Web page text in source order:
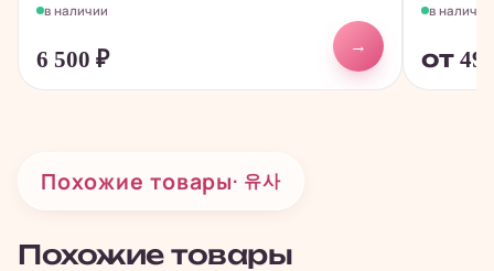
в наличии
6 500 ₽
→
в наличии
от
Похожие товары· 유사
Похожие товары